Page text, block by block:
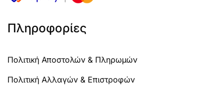
Πληροφορίες
Πολιτική Αποστολών & Πληρωμών
Πολιτική Αλλαγών & Επιστροφών